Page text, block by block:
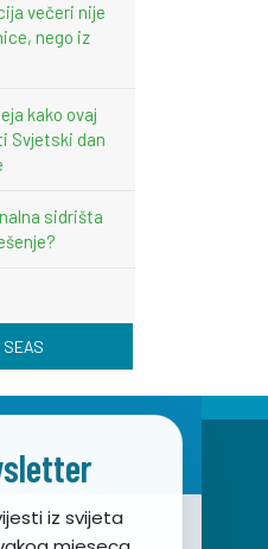
večeri nije
nego iz
kako ovaj
Svjetski dan
sidrišta
iz svijeta